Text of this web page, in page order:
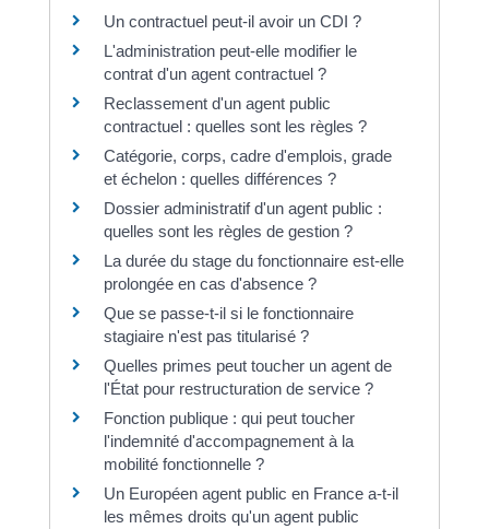
Un contractuel peut-il avoir un CDI ?
L'administration peut-elle modifier le
contrat d'un agent contractuel ?
Reclassement d'un agent public
contractuel : quelles sont les règles ?
Catégorie, corps, cadre d'emplois, grade
et échelon : quelles différences ?
Dossier administratif d'un agent public :
quelles sont les règles de gestion ?
La durée du stage du fonctionnaire est-elle
prolongée en cas d'absence ?
Que se passe-t-il si le fonctionnaire
stagiaire n'est pas titularisé ?
Quelles primes peut toucher un agent de
l'État pour restructuration de service ?
Fonction publique : qui peut toucher
l'indemnité d'accompagnement à la
mobilité fonctionnelle ?
Un Européen agent public en France a-t-il
les mêmes droits qu'un agent public